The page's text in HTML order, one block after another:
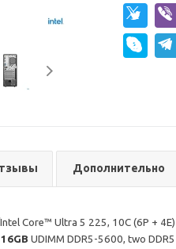
Дополнительно
Core™ Ultra 5 225, 10C (6P +
16GB UDIMM DDR5-5600, two